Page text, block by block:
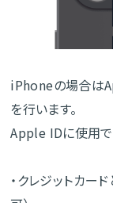
iPhoneの場合は
を行います。
Apple IDに使用で
・クレジットカー